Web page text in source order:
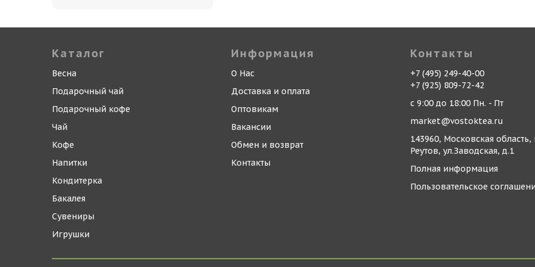
Каталог
Весна
Подарочный чай
Подарочный кофе
Чай
Кофе
Напитки
Кондитерка
Бакалея
Сувениры
Игрушки
Информация
О Нас
Доставка и оплата
Оптовикам
Вакансии
Обмен и возврат
Контакты
Контакты
+7 (495) 249-40-00
+7 (925) 809-72-42
с 9:00 до 18:00 Пн. - Пт
market@vostoktea.ru
143960, Московская область,
Реутов, ул.Заводская, д.1
Полная информация
Пользовательское